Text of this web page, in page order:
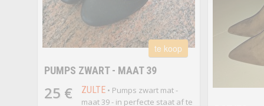
te koop
PUMPS ZWART - MAAT 39
25 € ZULTE• Pumps zwart mat -
maat 39 - in perfecte staat af te